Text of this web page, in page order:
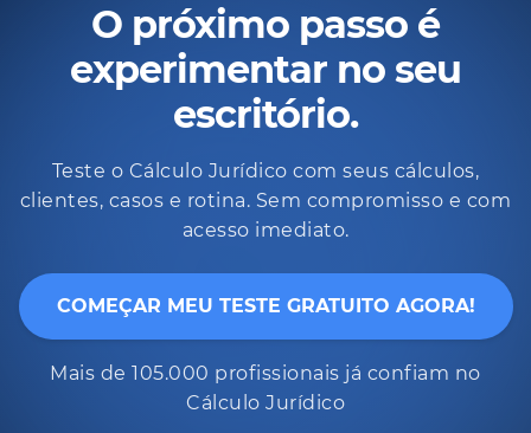
O próximo passo é
experimentar no seu
escritório.
Teste o Cálculo Jurídico com seus cálculos,
clientes, casos e rotina. Sem compromisso e com
acesso imediato.
COMEÇAR MEU TESTE GRATUITO AGORA!
Mais de 105.000 profissionais já confiam no
Cálculo Jurídico